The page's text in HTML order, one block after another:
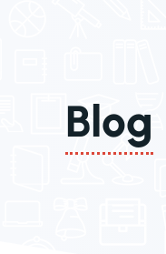
Blog